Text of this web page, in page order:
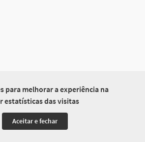
para melhorar a experiência na
estatísticas das visitas
Aceitar e fechar